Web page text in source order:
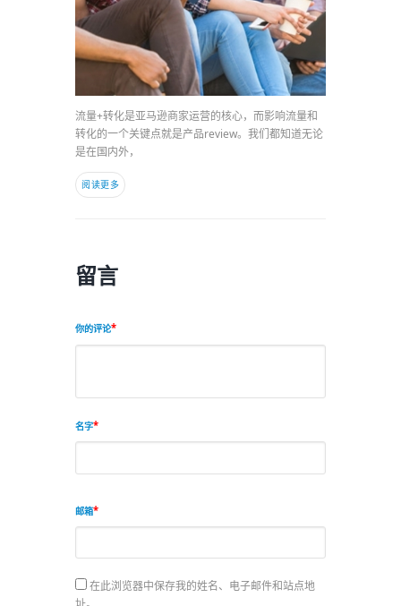
流量+转化是亚马逊商家运营的核心，而影响流量和
转化的一个关键点就是产品review。我们都知道无论
是在国内外，
阅读更多
留言
你的评论
名字
邮箱
在此浏览器中保存我的姓名、电子邮件和站点地